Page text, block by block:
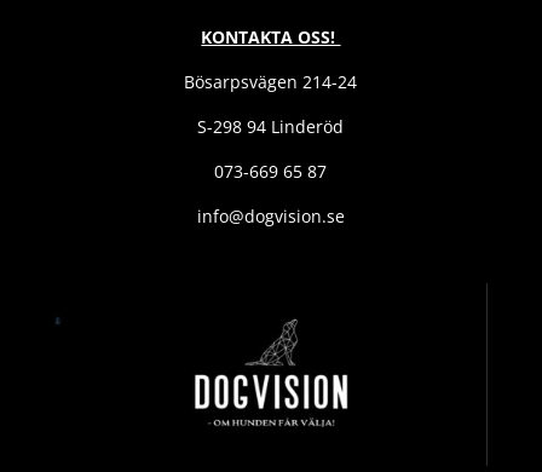
KONTAKTA OSS!
Bösarpsvägen 214-24
S-298 94 Linderöd
073-669 65 87
info@dogvision.se